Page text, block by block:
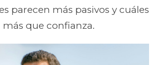
parecen más pasivos y cuáles
que confianza.